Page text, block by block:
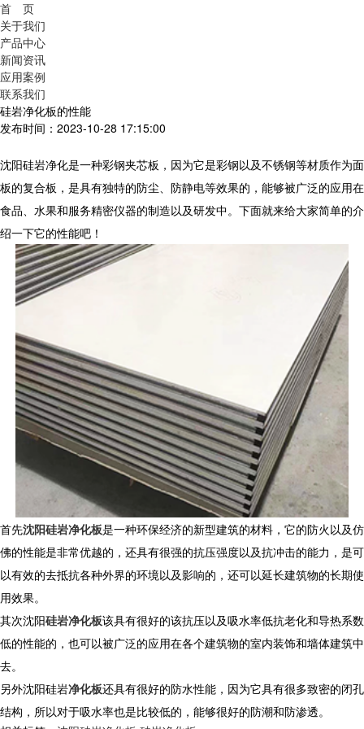
首 页
关于我们
产品中心
新闻资讯
应用案例
联系我们
硅岩净化板的性能
发布时间：2023-10-28 17:15:00
沈阳硅岩净化是一种彩钢夹芯板，因为它是彩钢以及不锈钢等材质作为面
板的复合板，是具有独特的防尘、防静电等效果的，能够被广泛的应用在
食品、水果和服务精密仪器的制造以及研发中。下面就来给大家简单的介
绍一下它的性能吧！
首先沈阳硅岩净化板是一种环保经济的新型建筑的材料，它的防火以及仿
佛的性能是非常优越的，还具有很强的抗压强度以及抗冲击的能力，是可
以有效的去抵抗各种外界的环境以及影响的，还可以延长建筑物的长期使
用效果。
其次沈阳硅岩净化板该具有很好的该抗压以及吸水率低抗老化和导热系数
低的性能的，也可以被广泛的应用在各个建筑物的室内装饰和墙体建筑中
去。
另外沈阳硅岩净化板还具有很好的防水性能，因为它具有很多致密的闭孔
结构，所以对于吸水率也是比较低的，能够很好的防潮和防渗透。